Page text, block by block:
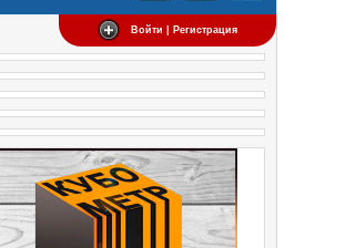
Войти | Регистрация